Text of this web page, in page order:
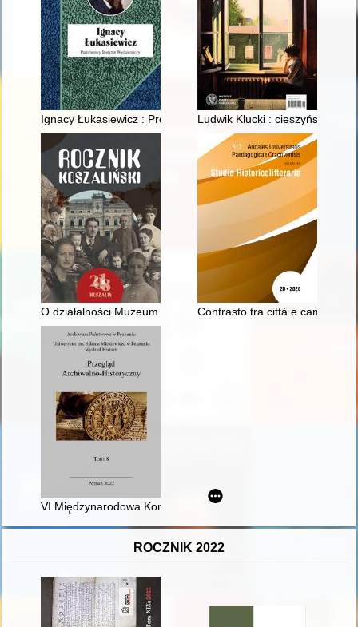
Ignacy Łukasiewicz : Prometeusz na ludzką miarę
Ludwik Klucki : cieszyński
O działalności Muzeum Regionalnego w Bobolicach w 2018 r
Contrasto tra città e
VI Międzynarodowa Konferencja Naukowa pt. "Oblicza wojny.
ROCZNIK 2022